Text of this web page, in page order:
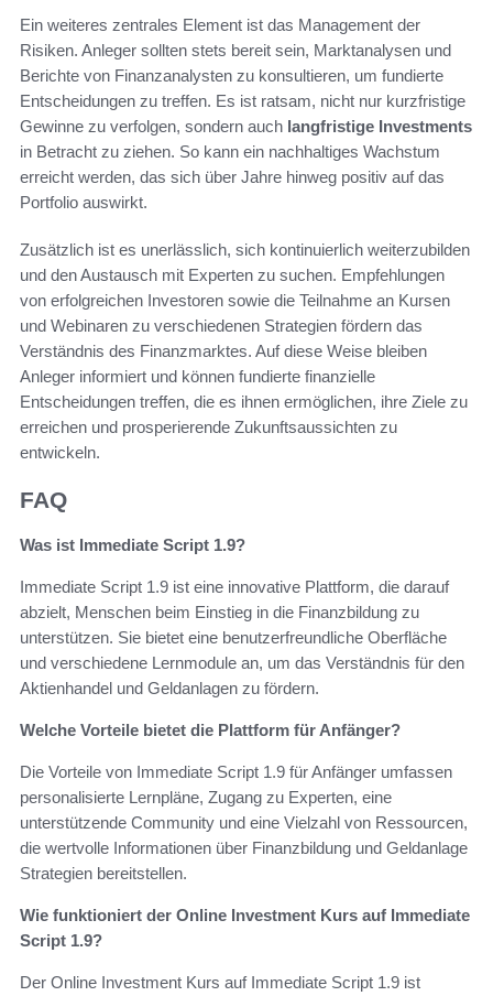
Ein weiteres zentrales Element ist das Management der
Risiken. Anleger sollten stets bereit sein, Marktanalysen und
Berichte von Finanzanalysten zu konsultieren, um fundierte
Entscheidungen zu treffen. Es ist ratsam, nicht nur kurzfristige
Gewinne zu verfolgen, sondern auch langfristige Investments
in Betracht zu ziehen. So kann ein nachhaltiges Wachstum
erreicht werden, das sich über Jahre hinweg positiv auf das
Portfolio auswirkt.
Zusätzlich ist es unerlässlich, sich kontinuierlich weiterzubilden
und den Austausch mit Experten zu suchen. Empfehlungen
von erfolgreichen Investoren sowie die Teilnahme an Kursen
und Webinaren zu verschiedenen Strategien fördern das
Verständnis des Finanzmarktes. Auf diese Weise bleiben
Anleger informiert und können fundierte finanzielle
Entscheidungen treffen, die es ihnen ermöglichen, ihre Ziele zu
erreichen und prosperierende Zukunftsaussichten zu
entwickeln.
FAQ
Was ist Immediate Script 1.9?
Immediate Script 1.9 ist eine innovative Plattform, die darauf
abzielt, Menschen beim Einstieg in die Finanzbildung zu
unterstützen. Sie bietet eine benutzerfreundliche Oberfläche
und verschiedene Lernmodule an, um das Verständnis für den
Aktienhandel und Geldanlagen zu fördern.
Welche Vorteile bietet die Plattform für Anfänger?
Die Vorteile von Immediate Script 1.9 für Anfänger umfassen
personalisierte Lernpläne, Zugang zu Experten, eine
unterstützende Community und eine Vielzahl von Ressourcen,
die wertvolle Informationen über Finanzbildung und Geldanlage
Strategien bereitstellen.
Wie funktioniert der Online Investment Kurs auf Immediate
Script 1.9?
Der Online Investment Kurs auf Immediate Script 1.9 ist